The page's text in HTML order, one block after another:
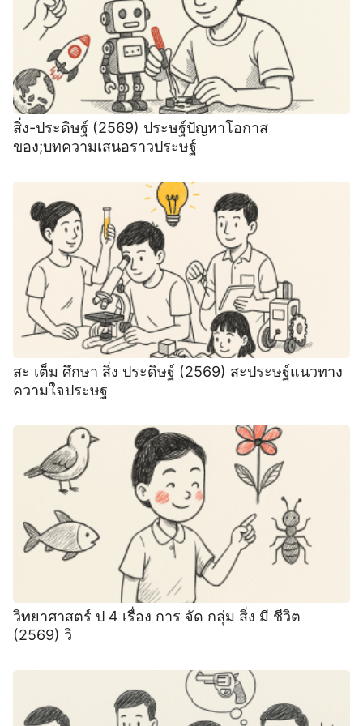
สิ่ง-ประดิษฐ์ (2569) ประษฐ์ปัญหาโอกาส
ของ;บทความเสนอราวประษฐ์
สะ เต็ม ศึกษา สิ่ง ประดิษฐ์ (2569) สะประษฐ์แนวทาง
ความใจประษฐ
วิทยาศาสตร์ ป 4 เรื่อง การ จัด กลุ่ม สิ่ง มี ชีวิต
(2569) วิ